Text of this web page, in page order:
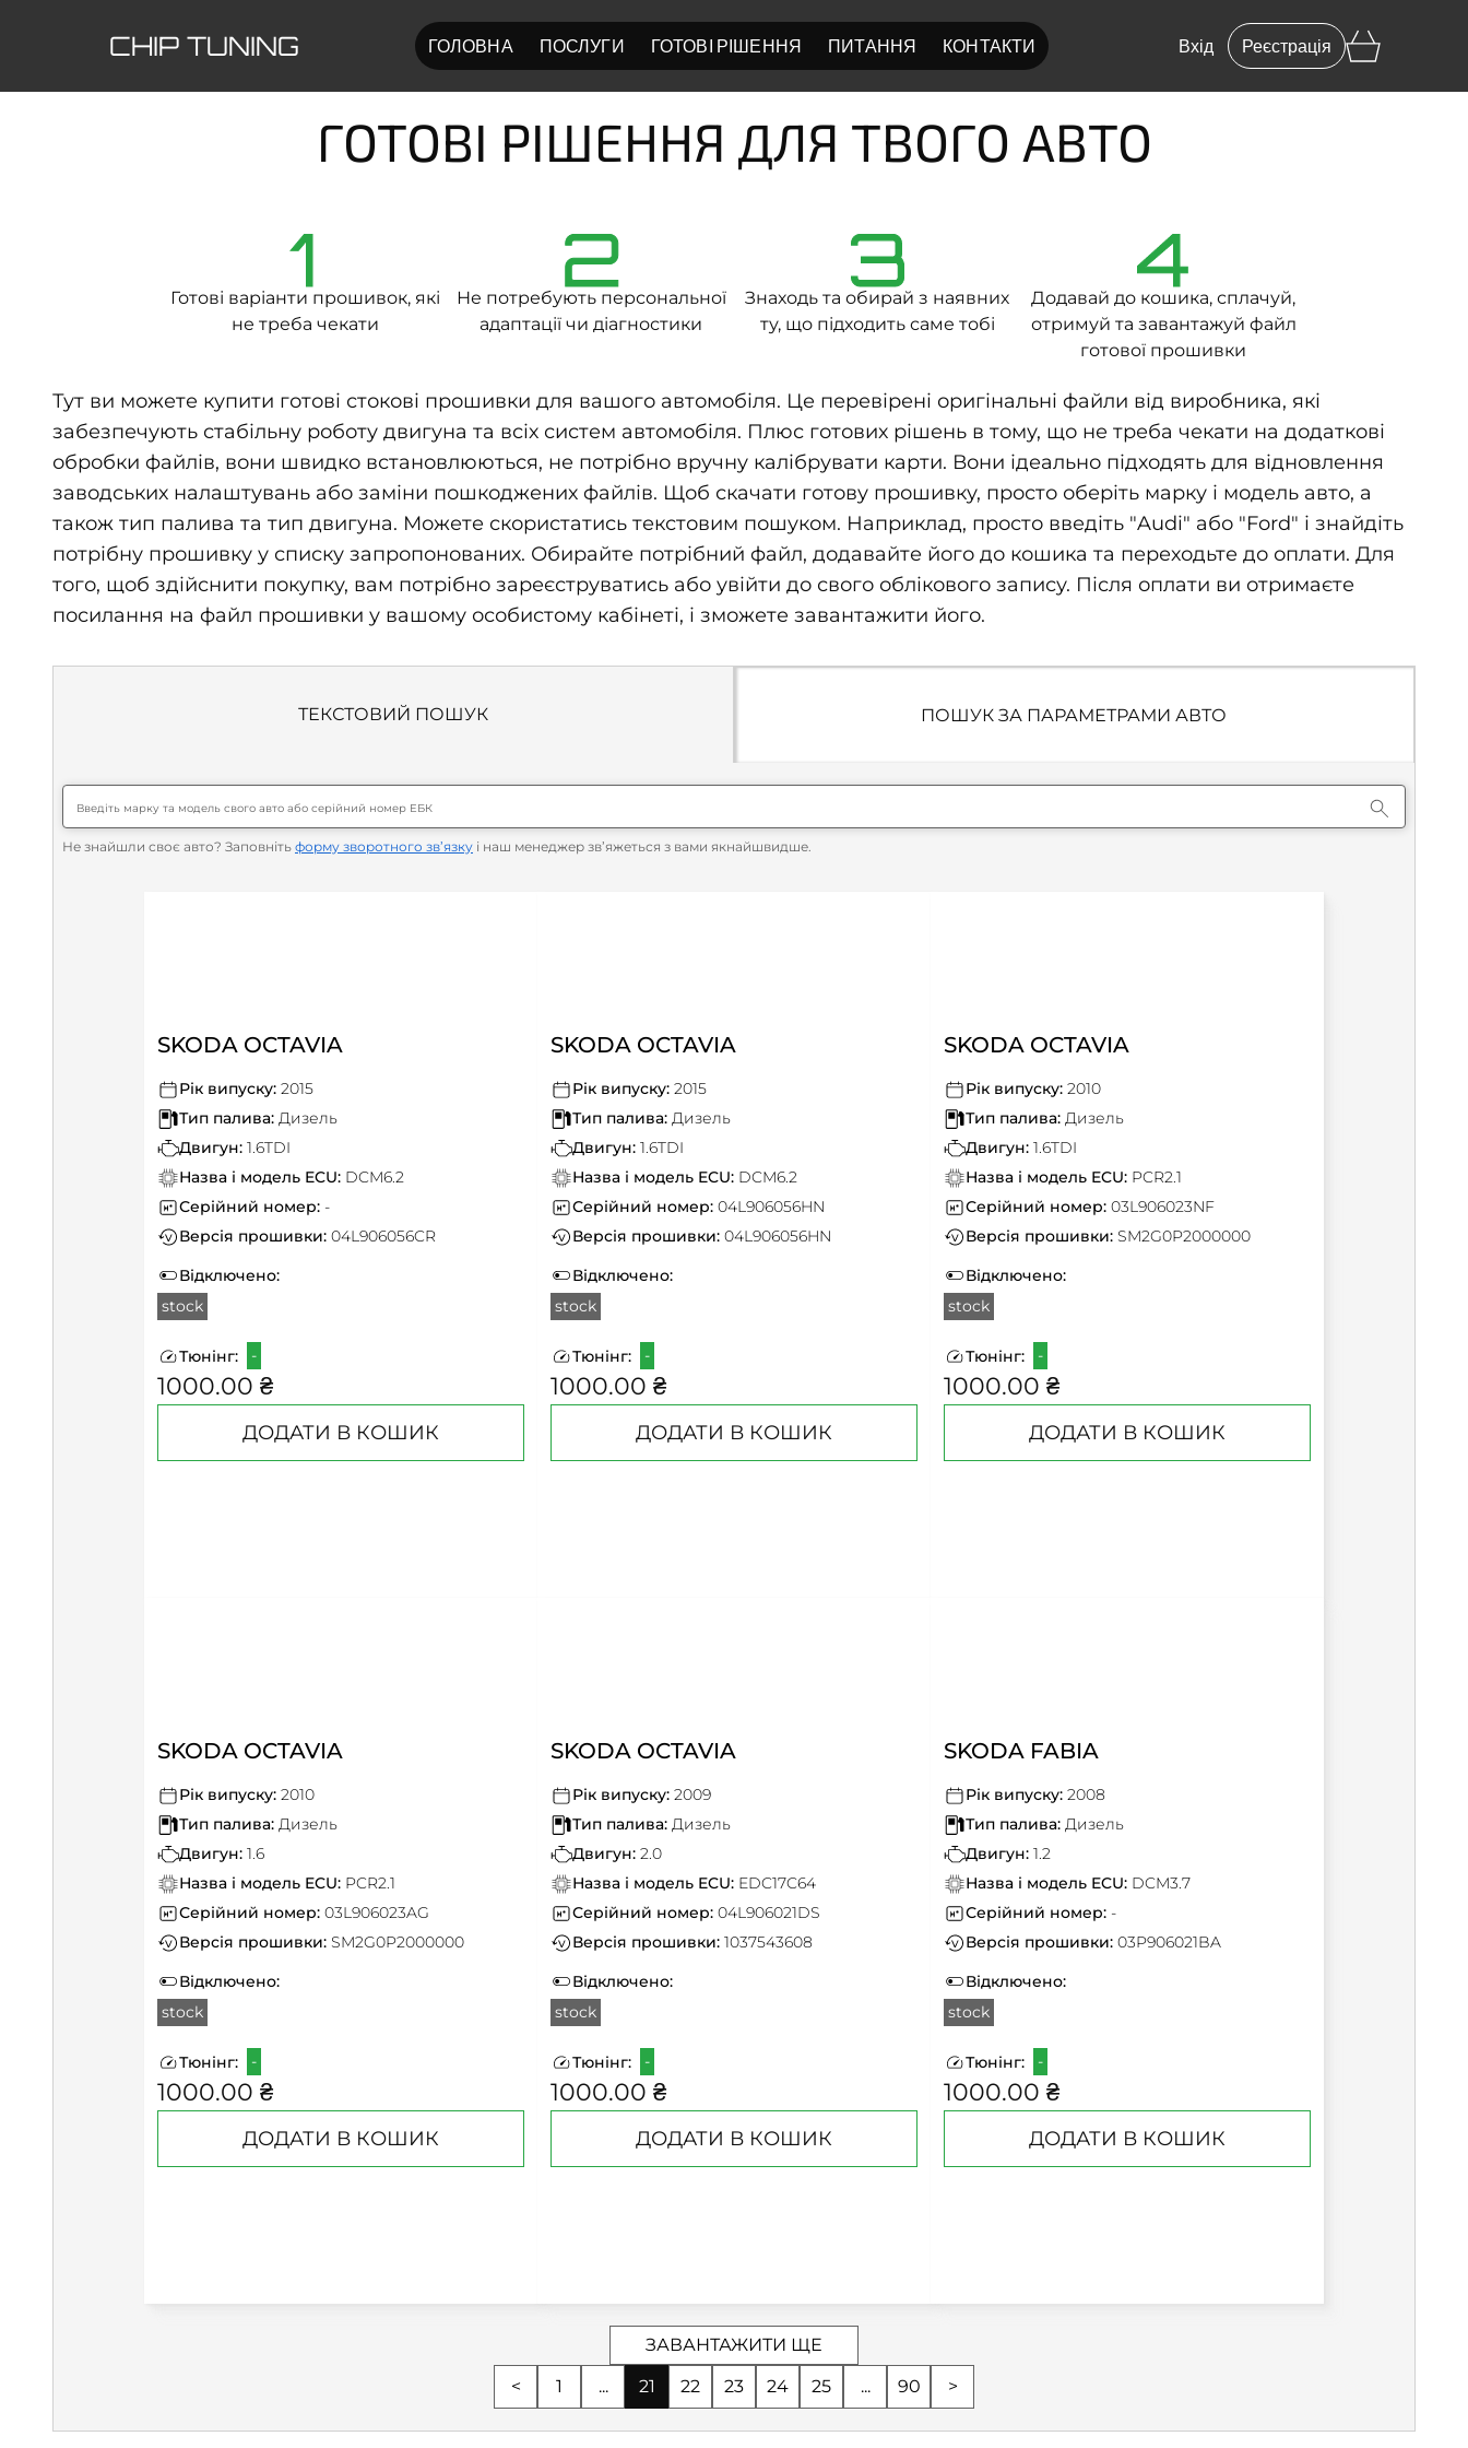
CHIP TUNING ГОЛОВНА ПОСЛУГИ ГОТОВІ РІШЕННЯ ПИТАННЯ КОНТАКТИ Вхід Реєстрація
ГОТОВІ РІШЕННЯ ДЛЯ ТВОГО АВТО
1
Готові варіанти прошивок, які
не треба чекати
2
Не потребують персональної
адаптації чи діагностики
3
Знаходь та обирай з наявних
ту, що підходить саме тобі
4
Додавай до кошика, сплачуй,
отримуй та завантажуй файл
готової прошивки
Тут ви можете купити готові стокові прошивки для вашого автомобіля. Це перевірені оригінальні файли від виробника, які
забезпечують стабільну роботу двигуна та всіх систем автомобіля. Плюс готових рішень в тому, що не треба чекати на додаткові
обробки файлів, вони швидко встановлюються, не потрібно вручну калібрувати карти. Вони ідеально підходять для відновлення
заводських налаштувань або заміни пошкоджених файлів. Щоб скачати готову прошивку, просто оберіть марку і модель авто, а
також тип палива та тип двигуна. Можете скористатись текстовим пошуком. Наприклад, просто введіть "Audi" або "Ford" і знайдіть
потрібну прошивку у списку запропонованих. Обирайте потрібний файл, додавайте його до кошика та переходьте до оплати. Для
того, щоб здійснити покупку, вам потрібно зареєструватись або увійти до свого облікового запису. Після оплати ви отримаєте
посилання на файл прошивки у вашому особистому кабінеті, і зможете завантажити його.
ТЕКСТОВИЙ ПОШУК ПОШУК ЗА ПАРАМЕТРАМИ АВТО
Не знайшли своє авто? Заповніть форму зворотного зв’язку і наш менеджер зв’яжеться з вами якнайшвидше.
SKODA OCTAVIA
Рік випуску: 2015
Тип палива: Дизель
Двигун: 1.6TDI
Назва і модель ECU: DCM6.2
Серійний номер: -
Версія прошивки: 04L906056CR
Відключено:
stock
Тюнінг: -
1000.00 ₴
ДОДАТИ В КОШИК
SKODA OCTAVIA
Рік випуску: 2015
Тип палива: Дизель
Двигун: 1.6TDI
Назва і модель ECU: DCM6.2
Серійний номер: 04L906056HN
Версія прошивки: 04L906056HN
Відключено:
stock
Тюнінг: -
1000.00 ₴
ДОДАТИ В КОШИК
SKODA OCTAVIA
Рік випуску: 2010
Тип палива: Дизель
Двигун: 1.6TDI
Назва і модель ECU: PCR2.1
Серійний номер: 03L906023NF
Версія прошивки: SM2G0P2000000
Відключено:
stock
Тюнінг: -
1000.00 ₴
ДОДАТИ В КОШИК
SKODA OCTAVIA
Рік випуску: 2010
Тип палива: Дизель
Двигун: 1.6
Назва і модель ECU: PCR2.1
Серійний номер: 03L906023AG
Версія прошивки: SM2G0P2000000
Відключено:
stock
Тюнінг: -
1000.00 ₴
ДОДАТИ В КОШИК
SKODA OCTAVIA
Рік випуску: 2009
Тип палива: Дизель
Двигун: 2.0
Назва і модель ECU: EDC17C64
Серійний номер: 04L906021DS
Версія прошивки: 1037543608
Відключено:
stock
Тюнінг: -
1000.00 ₴
ДОДАТИ В КОШИК
SKODA FABIA
Рік випуску: 2008
Тип палива: Дизель
Двигун: 1.2
Назва і модель ECU: DCM3.7
Серійний номер: -
Версія прошивки: 03P906021BA
Відключено:
stock
Тюнінг: -
1000.00 ₴
ДОДАТИ В КОШИК
ЗАВАНТАЖИТИ ЩЕ
<
1 ... 21 22 23 24 25 ... 90 >